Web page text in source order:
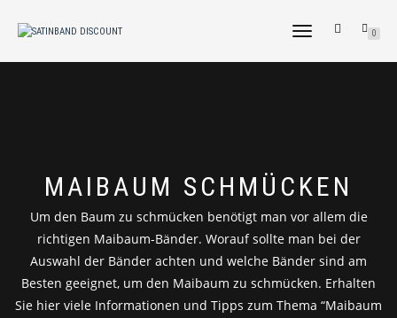
NAVIGATION
0
TAG:
MAIBAUM SCHMÜCKEN
Um den Baum zu schmücken benötigt man vor allem die
richtigen Maibaum-Bänder. Worauf sollte man bei der
Auswahl der Bänder achten und welche Bänder sind am
Besten geeignet, um den Maibaum zu schmücken. Erhalten
Sie hier viele Informationen und Tipps zum Thema “Maibaum